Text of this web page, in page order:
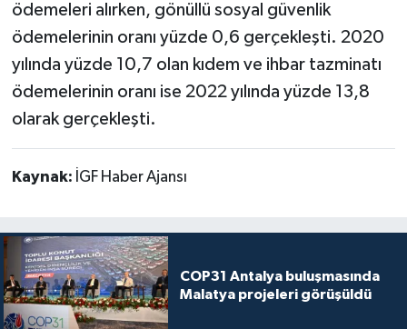
ödemeleri alırken, gönüllü sosyal güvenlik
ödemelerinin oranı yüzde 0,6 gerçekleşti. 2020
yılında yüzde 10,7 olan kıdem ve ihbar tazminatı
ödemelerinin oranı ise 2022 yılında yüzde 13,8
olarak gerçekleşti.
Kaynak: İGF Haber Ajansı
COP31 Antalya buluşmasında
Malatya projeleri görüşüldü